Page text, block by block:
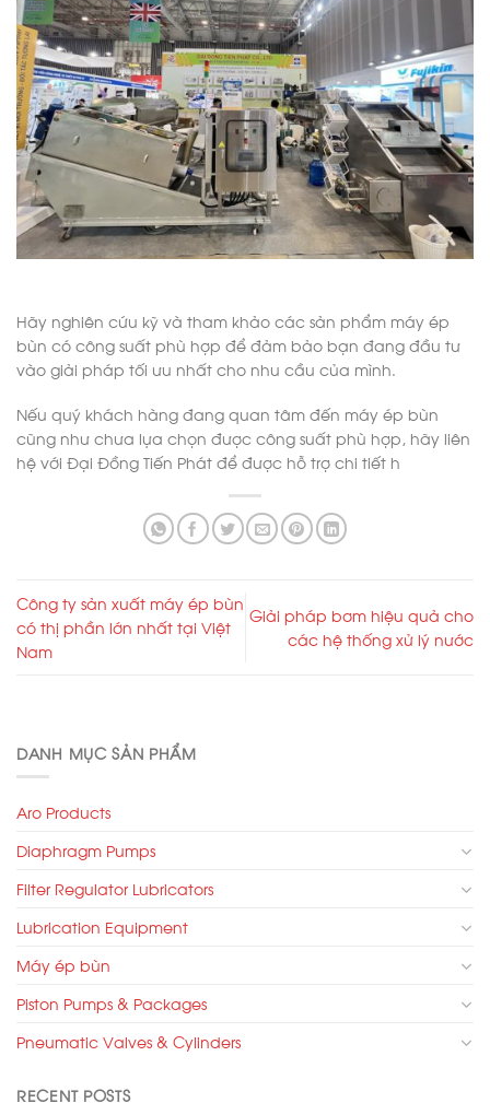
DANH MỤC SẢN PHẨM
Aro Products
Diaphragm Pumps
Filter Regulator Lubricators
Lubrication Equipment
Máy ép bùn
Piston Pumps & Packages
Pneumatic Valves & Cylinders
RECENT POSTS
Hãy nghiên cứu kỹ và tham khảo các sản phẩm máy ép
bùn có công suất phù hợp để đảm bảo bạn đang đầu tư
vào giải pháp tối ưu nhất cho nhu cầu của mình.
Nếu quý khách hàng đang quan tâm đến máy ép bùn
cũng như chưa lựa chọn được công suất phù hợp, hãy liên
hệ với Đại Đồng Tiến Phát để được hỗ trợ chi tiết h
Công ty sản xuất máy ép bùn
có thị phần lớn nhất tại Việt
Nam
Giải pháp bơm hiệu quả cho
các hệ thống xử lý nước